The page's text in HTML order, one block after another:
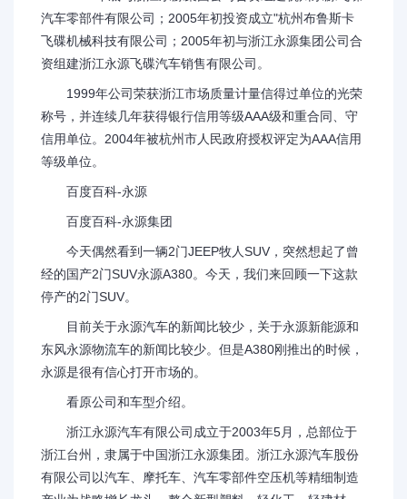
汽车零部件有限公司；2005年初投资成立"杭州布鲁斯卡
飞碟机械科技有限公司；2005年初与浙江永源集团公司合
资组建浙江永源飞碟汽车销售有限公司。
1999年公司荣获浙江市场质量计量信得过单位的光荣
称号，并连续几年获得银行信用等级AAA级和重合同、守
信用单位。2004年被杭州市人民政府授权评定为AAA信用
等级单位。
百度百科-永源
百度百科-永源集团
今天偶然看到一辆2门JEEP牧人SUV，突然想起了曾
经的国产2门SUV永源A380。今天，我们来回顾一下这款
停产的2门SUV。
目前关于永源汽车的新闻比较少，关于永源新能源和
东风永源物流车的新闻比较少。但是A380刚推出的时候，
永源是很有信心打开市场的。
看原公司和车型介绍。
浙江永源汽车有限公司成立于2003年5月，总部位于
浙江台州，隶属于中国浙江永源集团。浙江永源汽车股份
有限公司以汽车、摩托车、汽车零部件空压机等精细制造